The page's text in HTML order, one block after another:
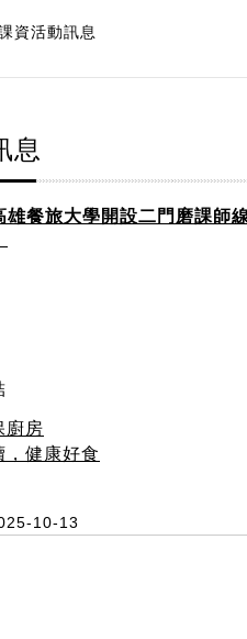
資活動訊息
息
雄餐旅大學開設二門磨課
廚房
，健康好食
10-13